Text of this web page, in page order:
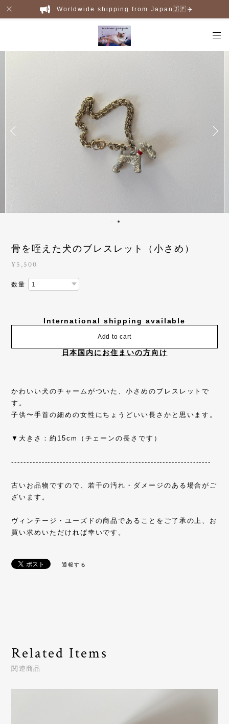
Worldwide shipping from Japan🇯🇵✈️
骨を咥えた犬のブレスレット（小さめ）
¥5,500
数量
International shipping available
Add to cart
日本国内にお住まいの方向け
かわいい犬のチャームがついた、小さめのブレスレットで
す。
子供〜手首の細めの女性にちょうどいい長さかと思います。
▼大きさ：約15cm（チェーンの長さです）
------------------------------------------------------------------
古いお品物ですので、若干の汚れ・ダメージのある場合がご
ざいます。
ヴィンテージ・ユーズドの商品であることをご了承の上、お
買い求めいただければ幸いです。
通報する
Related Items
関連商品